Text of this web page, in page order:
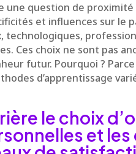
une question de
et influences sur le
, technologiques,
Ces choix ne sont pas
futur. Pourquoi ?
d’apprentissage
le choix
et